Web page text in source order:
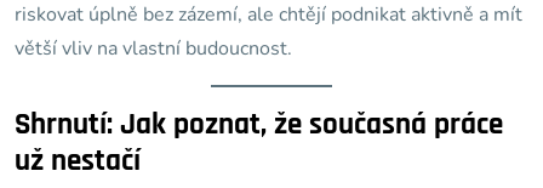
riskovat úplně bez zázemí, ale chtějí podnikat aktivně a mít
větší vliv na vlastní budoucnost.
Shrnutí: Jak poznat, že současná práce
už nestačí